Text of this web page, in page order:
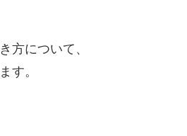
方について、
す。